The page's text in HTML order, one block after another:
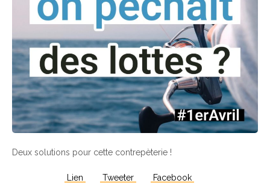
Deux solutions pour cette contrepèterie !
Lien Tweeter Facebook